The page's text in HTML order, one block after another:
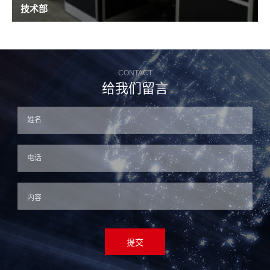
技术部
CONTACT
给我们留言
提交